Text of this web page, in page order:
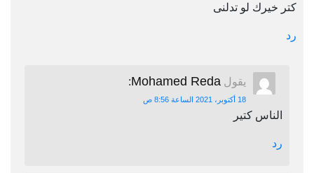
كتر خيرك لو تدلنى
رد
يقول Mohamed Reda
:
18 أكتوبر، 2021 الساعة 8:56 ص
الناس كتير
رد